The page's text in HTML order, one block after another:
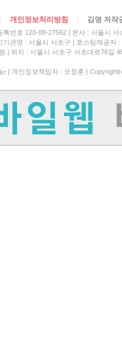
개인정보처리방침 김영 저작
록번호 120-88-27562
본사 : 서울시
기관명 : 서울시 서초구
호스팅제공자
| 위치 : 서울시 서초구 서초대로78길
| 개인정보책임자 : 오창훈 |